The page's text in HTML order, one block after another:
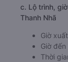
c. Lộ trình,
Thanh Nhã
Giờ
Giờ
Thời